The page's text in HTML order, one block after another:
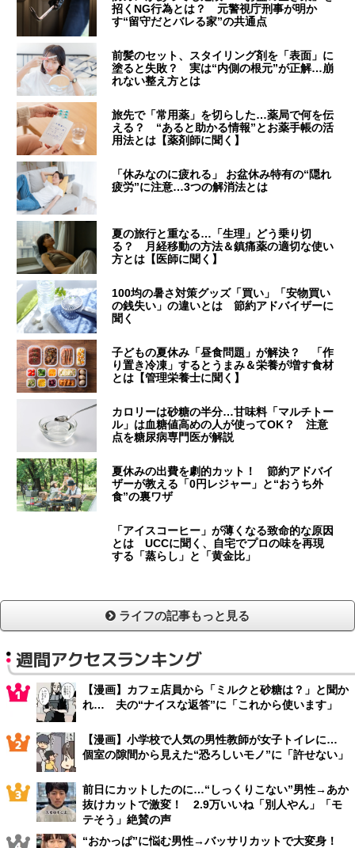
招くNG行為とは？ 元警視庁刑事が明か
す“留守だとバレる家”の共通点
前髪のセット、スタイリング剤を「表面」に
塗ると失敗？ 実は“内側の根元”が正解…崩
れない整え方とは
旅先で「常用薬」を切らした…薬局で何を伝
える？ “あると助かる情報”とお薬手帳の活
用法とは【薬剤師に聞く】
「休みなのに疲れる」 お盆休み特有の“隠れ
疲労”に注意…3つの解消法とは
夏の旅行と重なる…「生理」どう乗り切
る？ 月経移動の方法＆鎮痛薬の適切な使い
方とは【医師に聞く】
100均の暑さ対策グッズ「買い」「安物買い
の銭失い」の違いとは 節約アドバイザーに
聞く
子どもの夏休み「昼食問題」が解決？ 「作
り置き冷凍」するとうまみ＆栄養が増す食材
とは【管理栄養士に聞く】
カロリーは砂糖の半分…甘味料「マルチトー
ル」は血糖値高めの人が使ってOK？ 注意
点を糖尿病専門医が解説
夏休みの出費を劇的カット！ 節約アドバイ
ザーが教える「0円レジャー」と“おうち外
食”の裏ワザ
「アイスコーヒー」が薄くなる致命的な原因
とは UCCに聞く、自宅でプロの味を再現
する「蒸らし」と「黄金比」
ライフの記事もっと見る
週間アクセスランキング
【漫画】カフェ店員から「ミルクと砂糖は？」と聞か
れ… 夫の“ナイスな返答”に「これから使います」
【漫画】小学校で人気の男性教師が女子トイレに…
個室の隙間から見えた“恐ろしいモノ”に「許せない」
前日にカットしたのに…“しっくりこない”男性→あか
抜けカットで激変！ 2.9万いいね「別人やん」「モ
テそう」絶賛の声
“おかっぱ”に悩む男性→バッサリカットで大変身！